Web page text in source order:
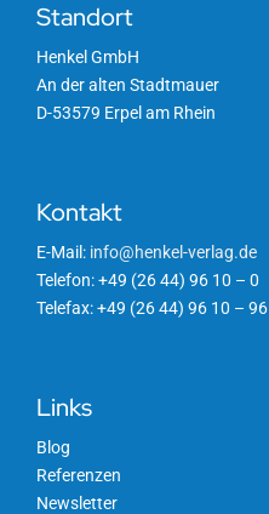
Standort
Henkel GmbH
An der alten Stadtmauer
D-53579 Erpel am Rhein
Kontakt
E-Mail: info@henkel-verlag.de
Telefon: +49 (26 44) 96 10 – 0
Telefax: +49 (26 44) 96 10 – 96
Links
Blog
Referenzen
Newsletter